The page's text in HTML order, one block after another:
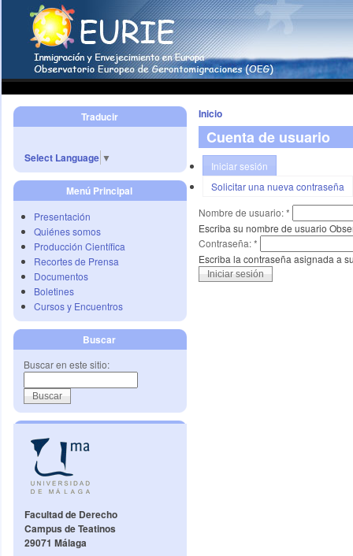
Traducir
Select Language ▼
Menú Principal
Presentación
Quiénes somos
Producción Científica
Recortes de Prensa
Documentos
Boletines
Cursos y Encuentros
Buscar
Buscar en este sitio:
Facultad de Derecho
Campus de Teatinos
29071 Málaga
Inicio
Cuenta de usuario
Iniciar sesión
Solicitar una nueva contraseña
Nombre de usuario:*
Escriba su nombre de usuario
Contraseña:*
Escriba la contraseña asignada a